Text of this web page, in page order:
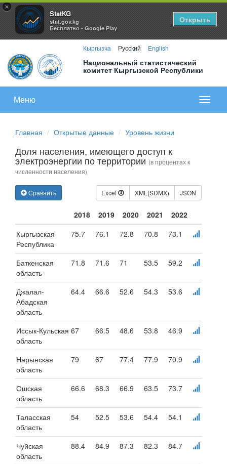
×
StatKG
stat.gov.kg
Бесплатно - Google Play
Открыть
Кыргызча Русский English
Национальный статистический
комитет Кыргызской Республики
меню
Меню
Главная Открытые данные Уровень жизни
Доля населения, имеющего доступ к
электроэнергии по территории (в процентах к
численности населения)
Сравнить Excel XML(SDMX) JSON
2018 2019 2020 2021
2022
Кыргызская
Республика
75.7 76.1 72.8 70.8 73.1
Баткенская
область
71.8 71.6 71 53.5 59.2
Джалал-
Абадская
область
64.4 66.6 52.6 54.3 53.6
Иссык-Кульская
область
67 66.5 48.6 53.8 46.9
Нарынская
область
79 67 77.4 77.9 70.9
Ошская
область
66.6 68.3 66.9 63.5 73.7
Таласская
область
54 52.5 53.6 54.4 54.1
Чуйская
область
88.4 84.9 87.3 82.3 84.7